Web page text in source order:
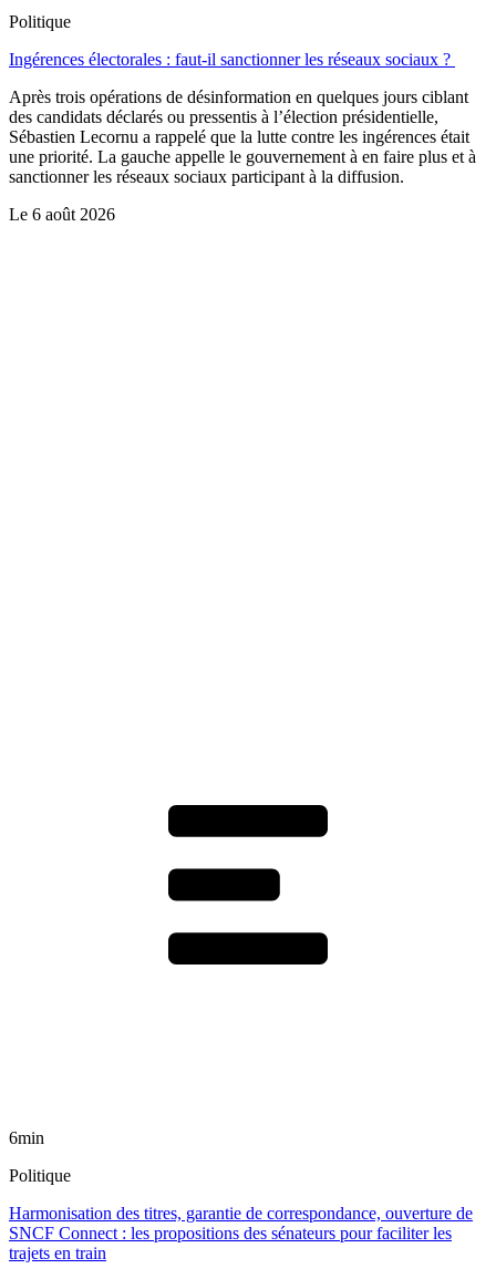
Politique
Ingérences électorales : faut-il sanctionner les réseaux sociaux ?
Après trois opérations de désinformation en quelques jours ciblant
des candidats déclarés ou pressentis à l’élection présidentielle,
Sébastien Lecornu a rappelé que la lutte contre les ingérences était
une priorité. La gauche appelle le gouvernement à en faire plus et à
sanctionner les réseaux sociaux participant à la diffusion.
Le 6 août 2026
6min
Politique
Harmonisation des titres, garantie de correspondance, ouverture de
SNCF Connect : les propositions des sénateurs pour faciliter les
trajets en train